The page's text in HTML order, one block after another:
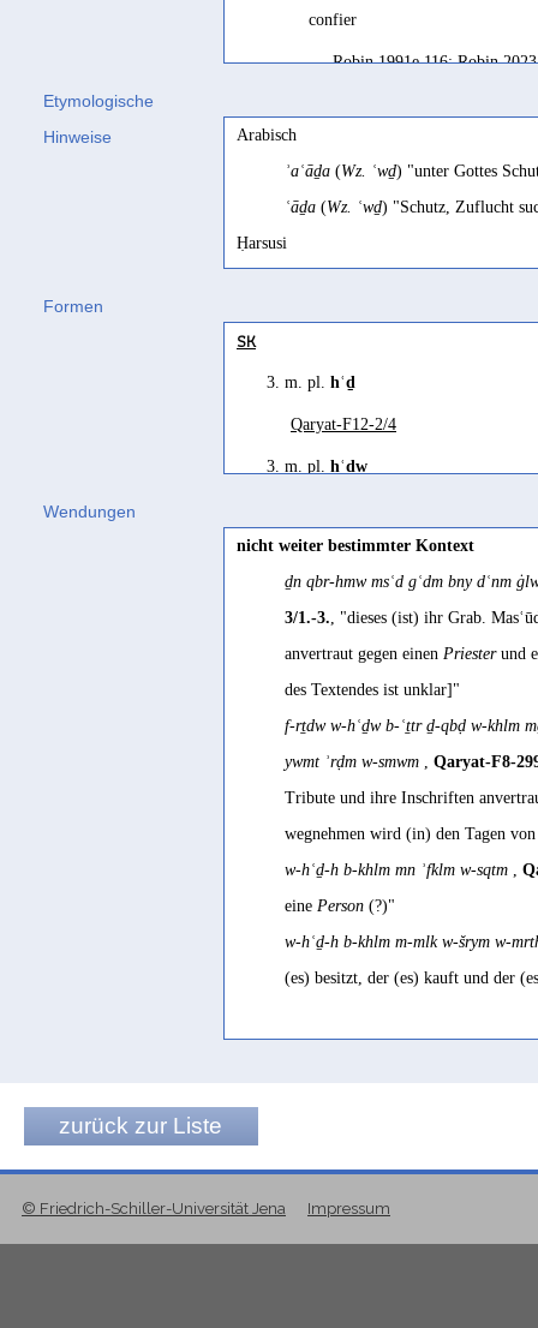
Al-Said 1995, 172
confier
Robin 1991e 116; Robin
Etymologische
Hinweise
Arabisch
ʾaʿāḏa (Wz. ʿwḏ) "unter Gottes
ʿāḏa (Wz. ʿwḏ) "Schutz, Zuflucht
Ḥarsusi
Jibbali
aʿt´ɔḏ men blís(
Mehri
Formen
SK
3. m. pl. hʿḏ
Qaryat-F12-2/4
3. m. pl. hʿḏw
3. m.hʿḏ
Qaryat-F12-3/2 , Qaryat-F12-3/3
Wendungen
nicht weiter bestimmter Kontext
ḏn qbr-hmw msʿd gʿdm bny dʿnm
3/1.-3., "dieses (ist) ihr Grab.
anvertraut gegen einen Priesterund
des Textendes ist unklar]"
f-rṯdw w-hʿḏw b-ʿṯtr ḏ-qbḍ w-khlm
ywmt ʾrḍm w-smwm , Qaryat-F8-
Tribute und ihre Inschriften
wegnehmen wird (in) den Tagen
w-hʿḏ-h b-khlm mn ʾfklm w-sqtm ,
eine Person (?)"
w-hʿḏ-h b-khlm m-mlk w-šrym w-
(es) besitzt, der (es) kauft und der
zurück zur Liste
© Friedrich-Schiller-Universität Jena Impressum